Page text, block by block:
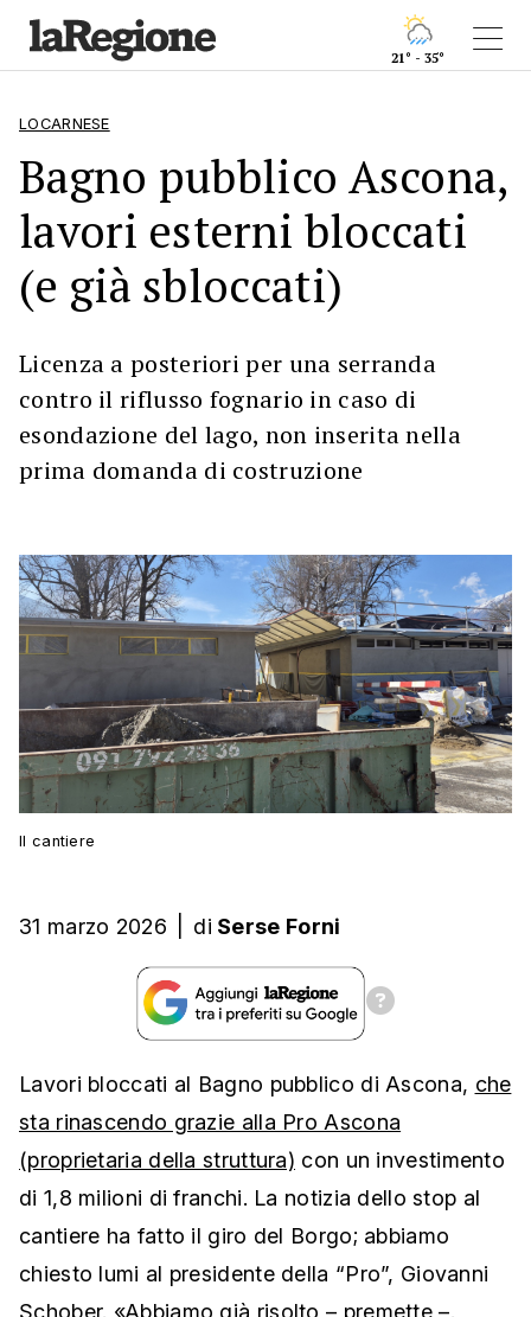
21° - 35°
LOCARNESE
Bagno pubblico Ascona,
lavori esterni bloccati
(e già sbloccati)
Licenza a posteriori per una serranda
contro il riflusso fognario in caso di
esondazione del lago, non inserita nella
prima domanda di costruzione
Il cantiere
31 marzo 2026 di Serse Forni
Lavori bloccati al Bagno pubblico di Ascona, che
sta rinascendo grazie alla Pro Ascona
(proprietaria della struttura) con un investimento
di 1,8 milioni di franchi. La notizia dello stop al
cantiere ha fatto il giro del Borgo; abbiamo
chiesto lumi al presidente della “Pro”, Giovanni